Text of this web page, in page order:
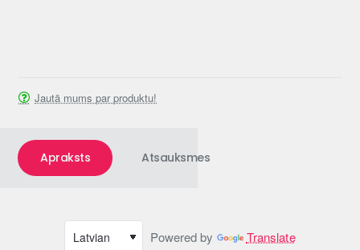
Jautā mums par produktu!
Apraksts Atsauksmes
Powered by
Translate